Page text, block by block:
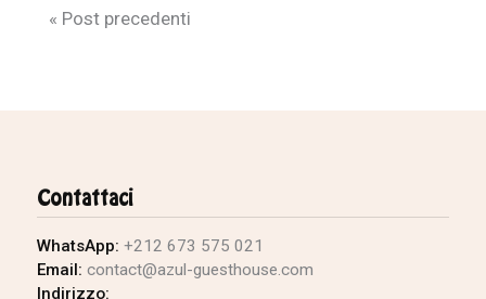
« Post precedenti
Contattaci
WhatsApp: +212 673 575 021
Email: contact@azul-guesthouse.com
Indirizzo: